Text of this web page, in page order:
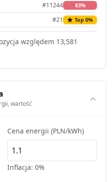
#11244 83%
#21 Top 0%
względem 13,581
wartość
Cena energii (PLN/kWh)
Inflacja: 0%